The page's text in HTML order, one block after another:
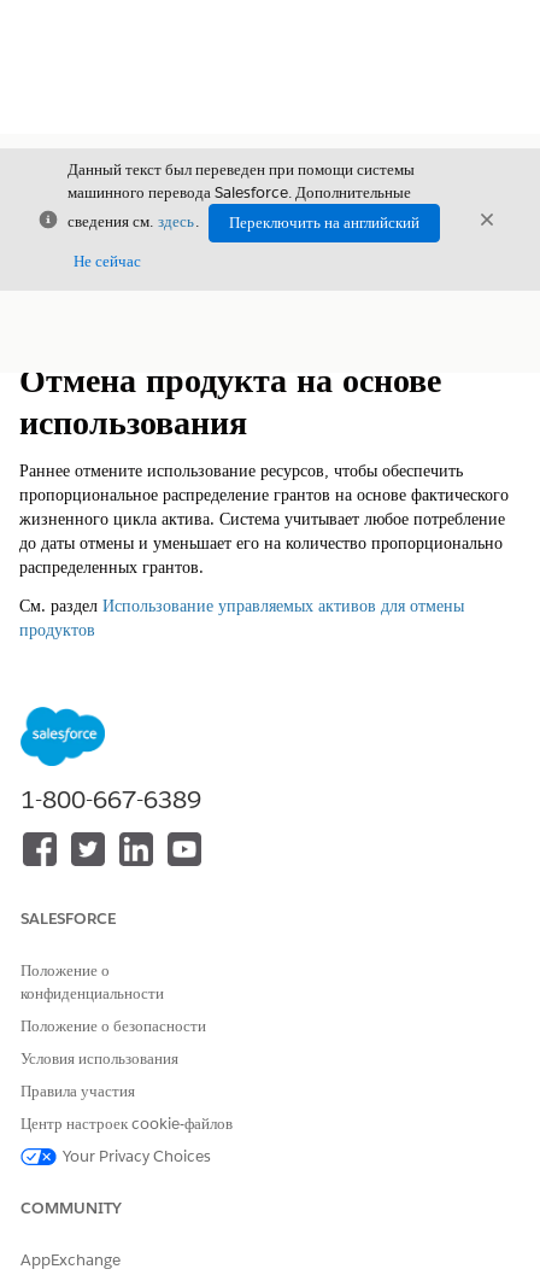
Закрыть
Данный текст был переведен при помощи системы
машинного перевода Salesforce. Дополнительные
сведения см. здесь.
Переключить на английский
Не сейчас
Отмена продукта на основе
использования
Раннее отмените использование ресурсов, чтобы обеспечить
пропорциональное распределение грантов на основе фактического
жизненного цикла актива. Система учитывает любое потребление
до даты отмены и уменьшает его на количество пропорционально
распределенных грантов.
См. раздел Использование управляемых активов для отмены
продуктов
ЭТА СТАТЬЯ РЕШИЛА ВАШУ ПРОБЛЕМУ?
Оставьте свой отзыв, чтобы мы могли стать лучше!
1-800-667-6389
SALESFORCE
Положение о
конфиденциальности
Положение о безопасности
Условия использования
Правила участия
Центр настроек cookie-файлов
Your Privacy Choices
COMMUNITY
AppExchange